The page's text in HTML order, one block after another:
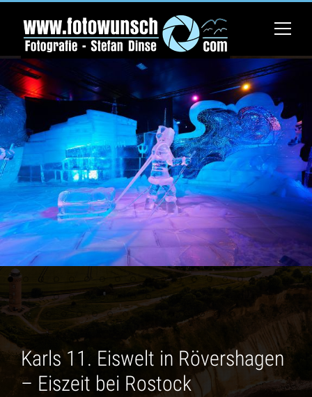
Karls 11. Eiswelt in Rövershagen
– Eiszeit bei Rostock